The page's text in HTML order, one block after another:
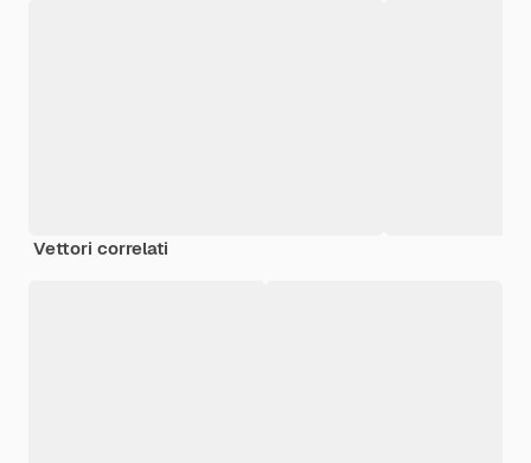
Vettori correlati